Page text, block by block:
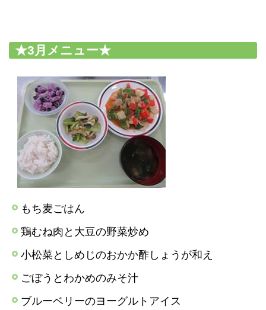
★3月メニュー★
もち麦ごはん
鶏むね肉と大豆の野菜炒め
小松菜としめじのおかか酢しょうが和え
ごぼうとわかめのみそ汁
ブルーベリーのヨーグルトアイス